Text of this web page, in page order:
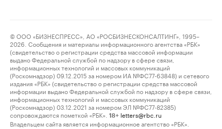
© ООО «БИЗНЕСПРЕСС», АО «РОСБИЗНЕСКОНСАЛТИНГ», 1995–
2026. Сообщения и материалы информационного агентства «РБК»
(свидетельство о регистрации средства массовой информации
выдано Федеральной службой по надзору в сфере связи,
информационных технологий и массовых коммуникаций
(Роскомнадзор) 09.12.2015 за номером ИА №ФС77-63848) и сетевого
издания «РБК» (свидетельство о регистрации средства массовой
информации выдано Федеральной службой по надзору в сфере связи,
информационных технологий и массовых коммуникаций
(Роскомнадзор) 03.12.2021 за номером ЭЛ №ФС77-82385)
сопровождаются пометкой «РБК».
18+ letters@rbc.ru
Владельцем сайта является информационное агентство «РБК».